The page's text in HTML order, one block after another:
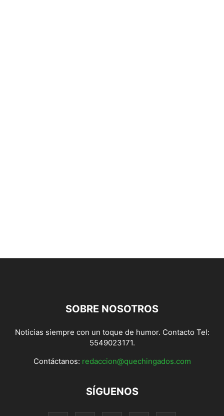
SOBRE NOSOTROS
Noticias siempre con un toque de humor. Contacto Tel:
5549023171.
Contáctanos: redaccion@quechingados.com
SÍGUENOS